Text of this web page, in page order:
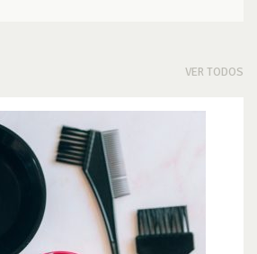
VER TODOS